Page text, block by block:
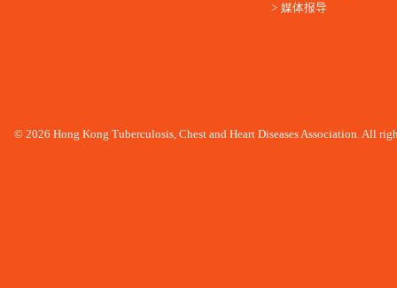
媒体报导
© 2026 Hong Kong Tuberculosis, Chest and Heart Diseases Association. All